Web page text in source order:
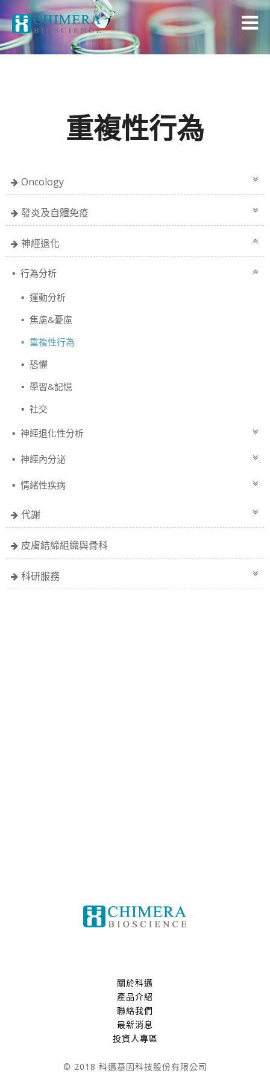
重複性行為
Oncology
發炎及自體免疫
神經退化
行為分析
運動分析
焦慮&憂慮
重複性行為
恐懼
學習&記憶
社交
神經退化性分析
神經內分泌
情緒性疾病
代謝
皮膚結締組織與骨科
科研服務
關於科邁
產品介紹
聯絡我們
最新消息
投資人專區
© 2018 科邁基因科技股份有限公司